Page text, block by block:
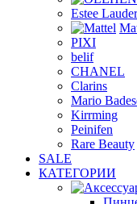
Estee Lauder
PIXI
belif
CHANEL
Clarins
Mario
Kirrming
Peinifen
Rare Beauty
SALE
КАТЕГОРИИ